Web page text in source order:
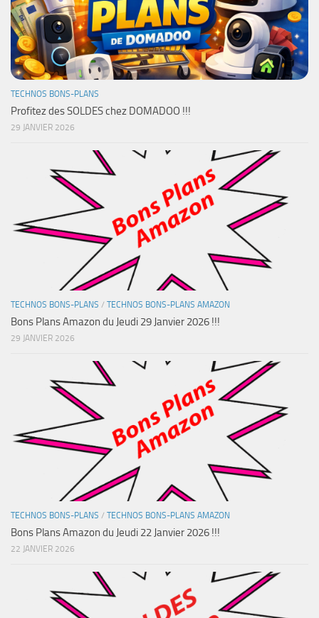
TECHNOS BONS-PLANS
Profitez des SOLDES chez DOMADOO !!!
29 JANVIER 2026
TECHNOS BONS-PLANS / TECHNOS BONS-PLANS AMAZON
Bons Plans Amazon du Jeudi 29 Janvier 2026 !!!
29 JANVIER 2026
TECHNOS BONS-PLANS / TECHNOS BONS-PLANS AMAZON
Bons Plans Amazon du Jeudi 22 Janvier 2026 !!!
22 JANVIER 2026